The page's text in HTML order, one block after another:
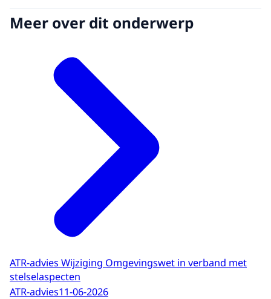
Meer over dit onderwerp
ATR-advies Wijziging Omgevingswet in verband met
stelselaspecten
ATR-advies11-06-2026